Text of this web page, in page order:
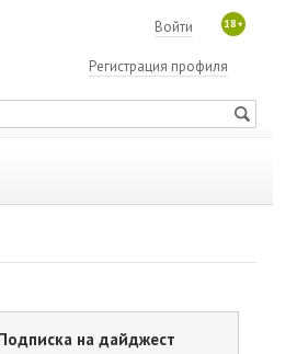
18+
Войти
Регистрация профиля
на дайджест